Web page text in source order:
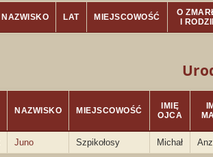
NAZWISKO LAT MIEJSCOWOŚĆ
O
I
NAZWISKO MIEJSCOWOŚĆ
IMIĘ
OJCA
Juno Szpikołosy Michał